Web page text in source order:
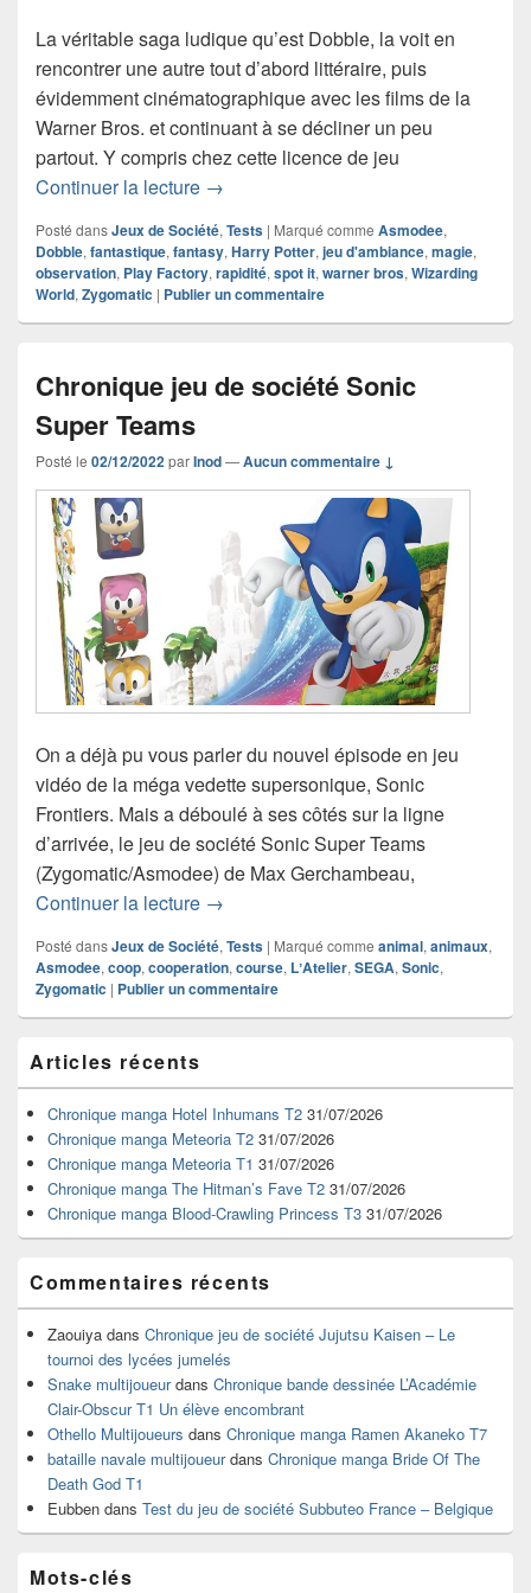
La véritable saga ludique qu’est Dobble, la voit en
rencontrer une autre tout d’abord littéraire, puis
évidemment cinématographique avec les films de la
Warner Bros. et continuant à se décliner un peu
partout. Y compris chez cette licence de jeu
Continuer la lecture Chronique Jeu de Société Dobble
→
Posté dansJeux de Société, Tests | Marqué comme Asmodee,
Dobble, fantastique, fantasy, Harry Potter, jeu d'ambiance, magie,
observation, Play Factory, rapidité, spot it, warner bros, Wizarding
World, Zygomatic | Publier un commentaire
Chronique jeu de société Sonic
Super Teams
Posté le 02/12/2022 parInod—Aucun commentaire ↓
On a déjà pu vous parler du nouvel épisode en jeu
vidéo de la méga vedette supersonique, Sonic
Frontiers. Mais a déboulé à ses côtés sur la ligne
d’arrivée, le jeu de société Sonic Super Teams
(Zygomatic/Asmodee) de Max Gerchambeau,
Continuer la lecture Chronique jeu de société Sonic Super
→
Posté dansJeux de Société, Tests | Marqué comme animal, animaux,
Asmodee, coop, cooperation, course, LʼAtelier, SEGA, Sonic,
Zygomatic | Publier un commentaire
principale
de
widget
pour
barre
latérale
Articles récents
Chronique manga Hotel Inhumans T2 31/07/2026
Chronique manga Meteoria T2 31/07/2026
Chronique manga Meteoria T1 31/07/2026
Chronique manga The Hitman’s Fave T2 31/07/2026
Chronique manga Blood-Crawling Princess T3 31/07/2026
Commentaires récents
Zaouiya dans Chronique jeu de société Jujutsu Kaisen – Le
tournoi des lycées jumelés
Snake multijoueurdans Chronique bande dessinée L’Académie
Clair-Obscur T1 Un élève encombrant
Othello Multijoueurs dans Chronique manga Ramen Akaneko T7
bataille navale multijoueurdans Chronique manga Bride Of The
Death God T1
Eubben dans Test du jeu de société Subbuteo France – Belgique
Mots-clés